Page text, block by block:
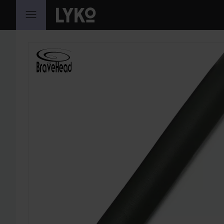
PRZEJDŹ DO TREŚCI
POMIŃ SEKCJĘ